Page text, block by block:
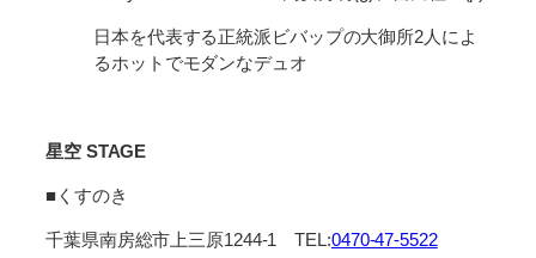
日本を代表する正統派ビバップの大御所2人によ
るホットでモダンなデュオ
星空 STAGE
■くすのき
千葉県南房総市上三原1244-1 TEL:0470-47-5522